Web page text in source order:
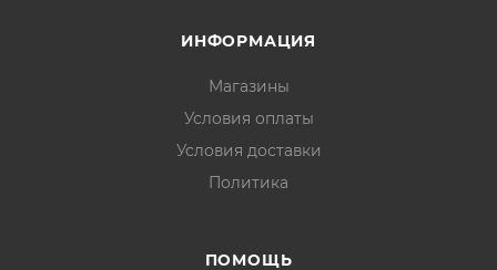
ИНФОРМАЦИЯ
Магазины
Условия оплаты
Условия доставки
Политика
ПОМОЩЬ